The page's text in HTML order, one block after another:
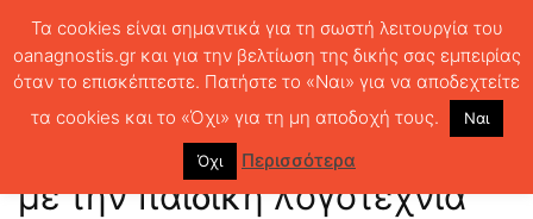
Πώς έμπλεξε η Δικαιοσύνη με την παιδική
λογοτεχνία
Πώς έμπλεξε η Δικαιοσύνη
με την παιδική λογοτεχνία
Τα cookies είναι σημαντικά για τη σωστή λειτουργία του
oanagnostis.gr και για την βελτίωση της δικής σας εμπειρίας
όταν το επισκέπτεστε. Πατήστε το «Ναι» για να αποδεχτείτε
τα cookies και το «Όχι» για τη μη αποδοχή τους.
Ναι
Όχι Περισσότερα